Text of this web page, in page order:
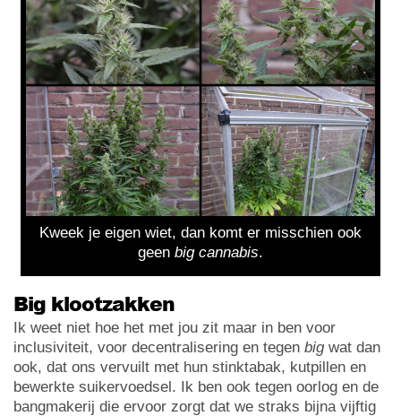
Kweek je eigen wiet, dan komt er misschien ook
geen big cannabis.
Big klootzakken
Ik weet niet hoe het met jou zit maar in ben voor
inclusiviteit, voor decentralisering en tegen big wat dan
ook, dat ons vervuilt met hun stinktabak, kutpillen en
bewerkte suikervoedsel. Ik ben ook tegen oorlog en de
bangmakerij die ervoor zorgt dat we straks bijna vijftig